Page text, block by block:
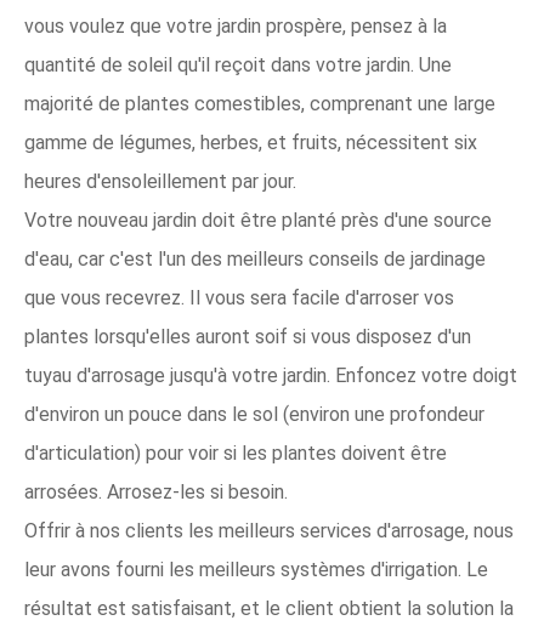
vous voulez que votre jardin prospère, pensez à la
quantité de soleil qu'il reçoit dans votre jardin. Une
majorité de plantes comestibles, comprenant une large
gamme de légumes, herbes, et fruits, nécessitent six
heures d'ensoleillement par jour.
Votre nouveau jardin doit être planté près d'une source
d'eau, car c'est l'un des meilleurs conseils de jardinage
que vous recevrez. Il vous sera facile d'arroser vos
plantes lorsqu'elles auront soif si vous disposez d'un
tuyau d'arrosage jusqu'à votre jardin. Enfoncez votre doigt
d'environ un pouce dans le sol (environ une profondeur
d'articulation) pour voir si les plantes doivent être
arrosées. Arrosez-les si besoin.
Offrir à nos clients les meilleurs services d'arrosage, nous
leur avons fourni les meilleurs systèmes d'irrigation. Le
résultat est satisfaisant, et le client obtient la solution la